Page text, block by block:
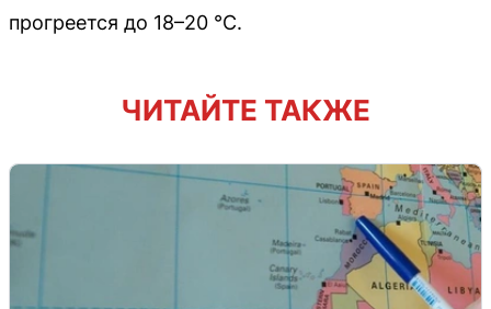
прогреется до 18–20 °C.
ЧИТАЙТЕ ТАКЖЕ